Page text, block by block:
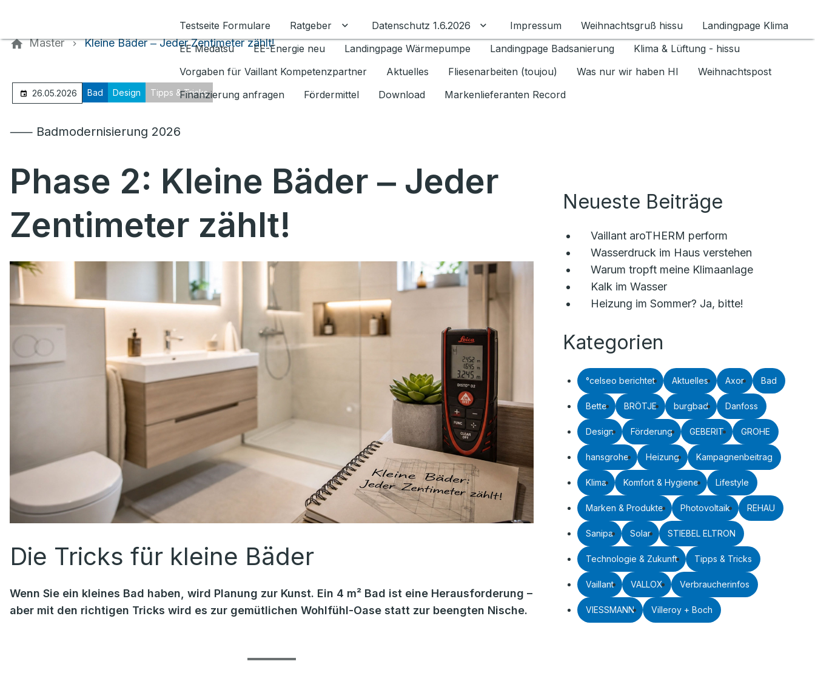
Testseite Formulare
Ratgeber Untermenü für Ratgeber umschalten
Datenschutz 1.6.2026 Untermenü für Datenschutz 1.6.2026 umschalten
Impressum Weihnachtsgruß hissu
Landingpage Klima
EE Medatsu
EE-Energie neu Landingpage Wärmepumpe Landingpage Badsanierung
Klima & Lüftung - hissu
Vorgaben für Vaillant Kompetenzpartner
Aktuelles Fliesenarbeiten (toujou) Was nur wir haben HI
Weihnachtspost
Finanzierung anfragen
Fördermittel Download Markenlieferanten Record
Master Kleine Bäder ‒ Jeder Zentimeter zählt!
26.05.2026 Bad Design Tipps & Tricks
⸺ Badmodernisierung 2026
Phase 2: Kleine Bäder ‒ Jeder
Zentimeter zählt!
Die Tricks für kleine Bäder
Wenn Sie ein kleines Bad haben, wird Planung zur Kunst. Ein 4 m² Bad ist eine Herausforderung –
aber mit den richtigen Tricks wird es zur gemütlichen Wohlfühl-Oase statt zur beengten Nische.
Neueste Beiträge
Vaillant aroTHERM perform
Wasserdruck im Haus verstehen
Warum tropft meine Klimaanlage
Kalk im Wasser
Heizung im Sommer? Ja, bitte!
Kategorien
°celseo berichtet Aktuelles Axor Bad
Bette BRÖTJE burgbad Danfoss
Design Förderung GEBERIT GROHE
hansgrohe Heizung Kampagnenbeitrag
Klima Komfort & Hygiene Lifestyle
Marken & Produkte Photovoltaik REHAU
Sanipa Solar STIEBEL ELTRON
Technologie & Zukunft Tipps & Tricks
Vaillant VALLOX Verbraucherinfos
VIESSMANN Villeroy + Boch